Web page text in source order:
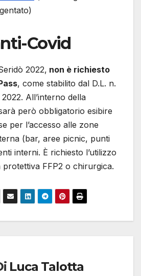
Covid
2022, non è richiesto
, come stabilito dal D.L. n.
All’interno della
però obbligatorio esibire
per l’accesso alle zone
(bar, aree picnic, punti
interni. È richiesto l’utilizzo
protettiva FFP2 o chirurgica.
Luca Talotta